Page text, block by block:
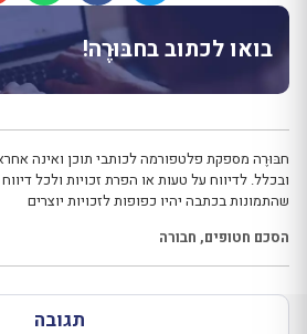
בואו לכתוב בחבּוּרֶה!
חבּוּרֶה מספקת פלטפורמה לכותבי תוכן ואינה
ובכלל. לדיווח על טעות או הפרת זכויות ולכל
שהתמונות בכתבה יהיו כפופות לזכויות יוצרים
הסכם חטופים, חבורה
תגובה